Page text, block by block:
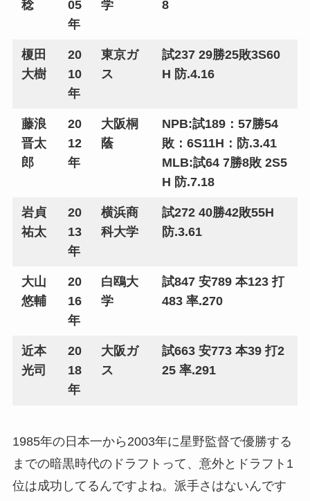
稔
05
年
学
8
榎田
大樹
20
10
年
東京ガ
ス
試237 29勝25敗3S60
H 防.4.16
藤浪
晋太
郎
20
12
年
大阪桐
蔭
NPB:試189：57勝54
敗：6S11H：防.3.41
MLB:試64 7勝8敗 2S5
H 防.7.18
岩貞
祐太
20
13
年
横浜商
科大学
試272 40勝42敗55H
防.3.61
大山
悠輔
20
16
年
白鴎大
学
試847 安789 本123 打
483 率.270
近本
光司
20
18
年
大阪ガ
ス
試663 安773 本39 打2
25 率.291
1985年の日本一から2003年に星野監督で優勝する
までの暗黒時代のドラフトって、意外とドラフト1
位は成功してるんですよね。派手さはないんです